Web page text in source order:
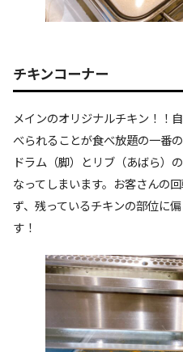
チキンコーナー
メインのオリジナルチキン！！
べられることが食べ放題の一番
ドラム（脚）とリブ（あばら）
なってしまいます。お客さんの
ず、残っているチキンの部位に
す！